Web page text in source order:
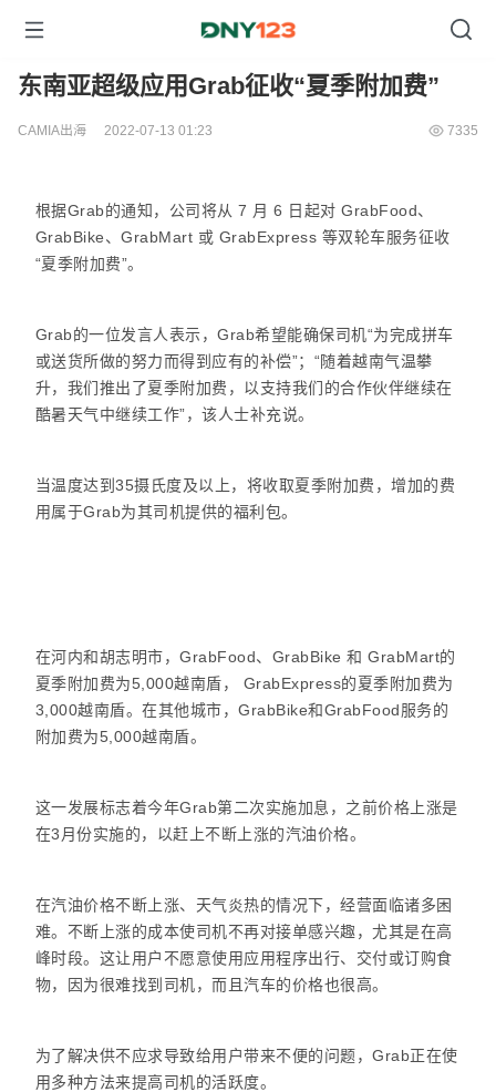
东南亚超级应用Grab征收“夏季附加费”
CAMIA出海 2022-07-13 01:23 7335
根据Grab的通知，公司将从 7 月 6 日起对 GrabFood、
GrabBike、GrabMart 或 GrabExpress 等双轮车服务征收
“夏季附加费”。
Grab的一位发言人表示，Grab希望能确保司机“为完成拼车
或送货所做的努力而得到应有的补偿”；“随着越南气温攀
升，我们推出了夏季附加费，以支持我们的合作伙伴继续在
酷暑天气中继续工作”，该人士补充说。
当温度达到35摄氏度及以上，将收取夏季附加费，增加的费
用属于Grab为其司机提供的福利包。
在河内和胡志明市，GrabFood、GrabBike 和 GrabMart的
夏季附加费为5,000越南盾， GrabExpress的夏季附加费为
3,000越南盾。在其他城市，GrabBike和GrabFood服务的
附加费为5,000越南盾。
这一发展标志着今年Grab第二次实施加息，之前价格上涨是
在3月份实施的，以赶上不断上涨的汽油价格。
在汽油价格不断上涨、天气炎热的情况下，经营面临诸多困
难。不断上涨的成本使司机不再对接单感兴趣，尤其是在高
峰时段。这让用户不愿意使用应用程序出行、交付或订购食
物，因为很难找到司机，而且汽车的价格也很高。
为了解决供不应求导致给用户带来不便的问题，Grab正在使
用多种方法来提高司机的活跃度。